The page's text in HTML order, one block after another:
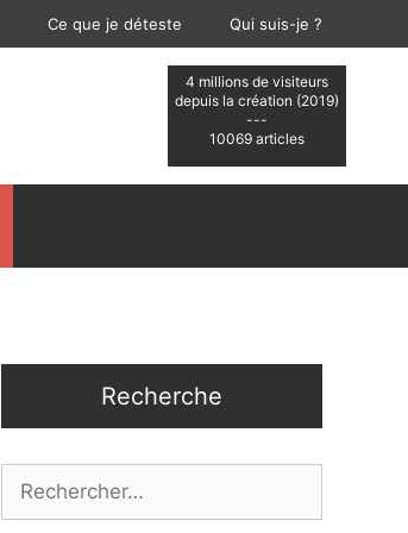
Ce que je déteste Qui suis-je ?
4 millions de visiteurs
depuis la création (2019)
---
10069 articles
Recherche